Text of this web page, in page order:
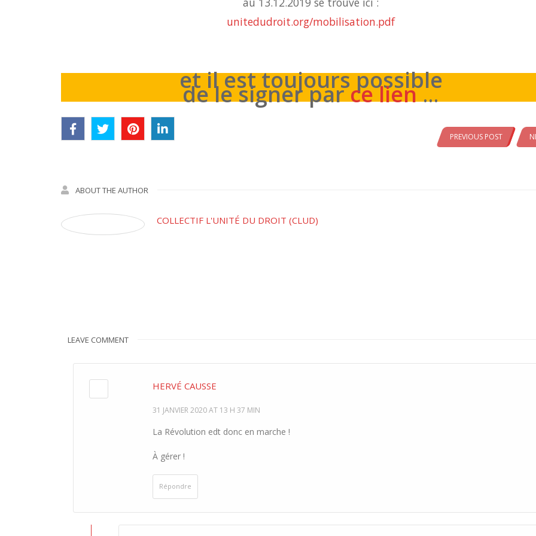
unitedudroit.org/mobilisation.pdf
et il est toujours possible
de le signer parce lien…
PREVIOUS POST
ABOUT THE AUTHOR
COLLECTIF L'UNITÉ DU DROIT (CLUD)
LEAVE COMMENT
HERVÉ CAUSSE
31 JANVIER 2020 AT 13 H 37 MIN
La Révolution edt donc en marche !
À gérer !
Répondre